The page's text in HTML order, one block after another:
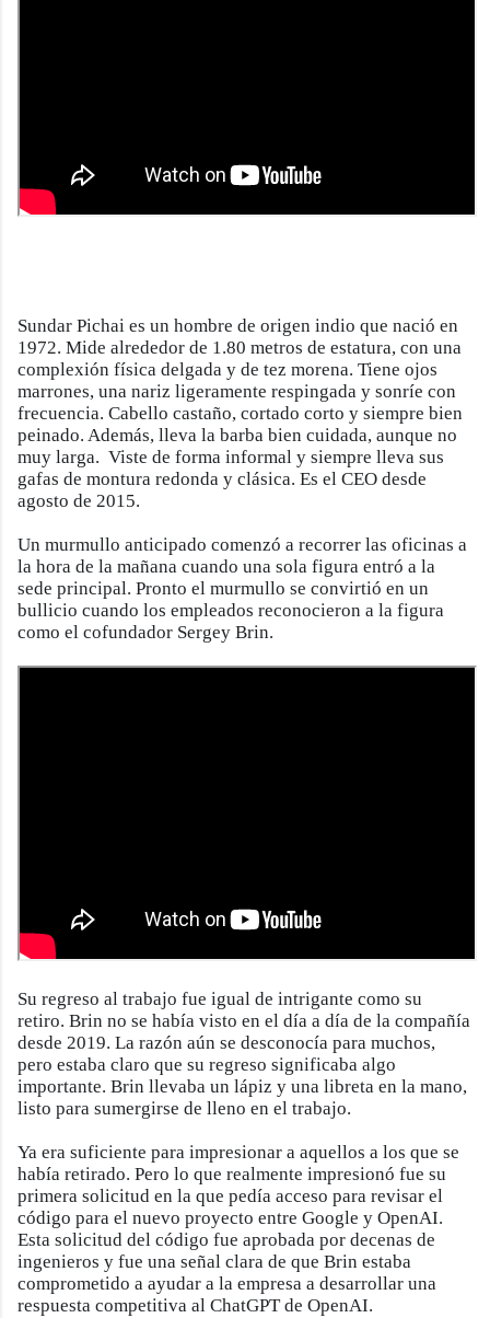
Sundar Pichai es un hombre de origen indio que nació en
1972. Mide alrededor de 1.80 metros de estatura, con una
complexión física delgada y de tez morena. Tiene ojos
marrones, una nariz ligeramente respingada y sonríe con
frecuencia. Cabello castaño, cortado corto y siempre bien
peinado. Además, lleva la barba bien cuidada, aunque no
muy larga. Viste de forma informal y siempre lleva sus
gafas de montura redonda y clásica. Es el CEO desde
agosto de 2015.
Un murmullo anticipado comenzó a recorrer las oficinas a
la hora de la mañana cuando una sola figura entró a la
sede principal. Pronto el murmullo se convirtió en un
bullicio cuando los empleados reconocieron a la figura
como el cofundador Sergey Brin.
Su regreso al trabajo fue igual de intrigante como su
retiro. Brin no se había visto en el día a día de la compañía
desde 2019. La razón aún se desconocía para muchos,
pero estaba claro que su regreso significaba algo
importante. Brin llevaba un lápiz y una libreta en la mano,
listo para sumergirse de lleno en el trabajo.
Ya era suficiente para impresionar a aquellos a los que se
había retirado. Pero lo que realmente impresionó fue su
primera solicitud en la que pedía acceso para revisar el
código para el nuevo proyecto entre Google y OpenAI.
Esta solicitud del código fue aprobada por decenas de
ingenieros y fue una señal clara de que Brin estaba
comprometido a ayudar a la empresa a desarrollar una
respuesta competitiva al ChatGPT de OpenAI.